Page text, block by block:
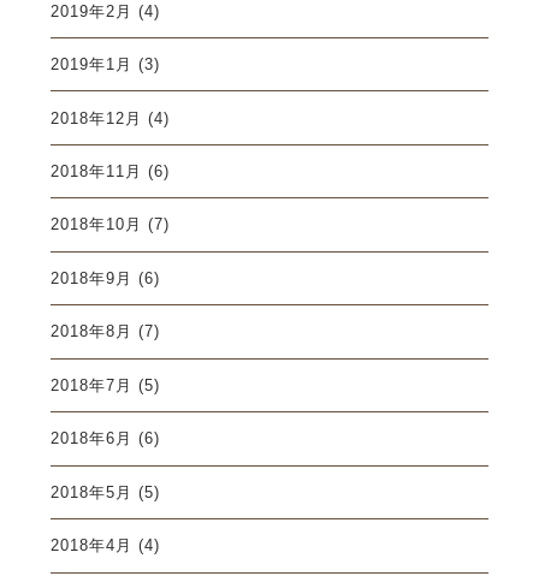
2019年2月 (4)
2019年1月 (3)
2018年12月 (4)
2018年11月 (6)
2018年10月 (7)
2018年9月 (6)
2018年8月 (7)
2018年7月 (5)
2018年6月 (6)
2018年5月 (5)
2018年4月 (4)